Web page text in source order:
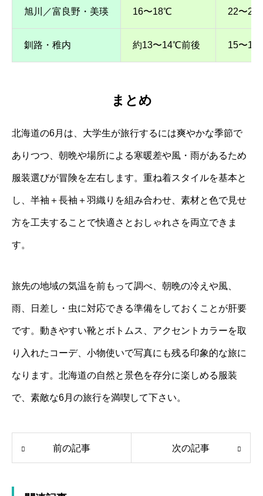
旭川／富良野・美瑛 16〜18℃ 22〜
釧路・稚内 約13〜14℃前後 15〜
まとめ
北海道の6月は、大学生が旅行するには爽やかな季節で
ありつつ、朝晩や場所による寒暖差や風・雨があるため
服装選びが冒険を左右します。重ね着スタイルを基本と
し、半袖＋長袖＋羽織りを組み合わせ、素材と色で見せ
方を工夫することで快適さとおしゃれさを両立できま
す。
旅先の地域の気温を前もって調べ、朝晩の冷えや風、
雨、日差し・虫に対応できる準備をしておくことが肝要
です。動きやすい靴とボトムス、アクセントカラーを取
り入れたコーデ、小物使いで写真にも残る印象的な旅に
なります。北海道の自然と景色を存分に楽しめる服装
で、素敵な6月の旅行を満喫して下さい。
前の記事 次の記事